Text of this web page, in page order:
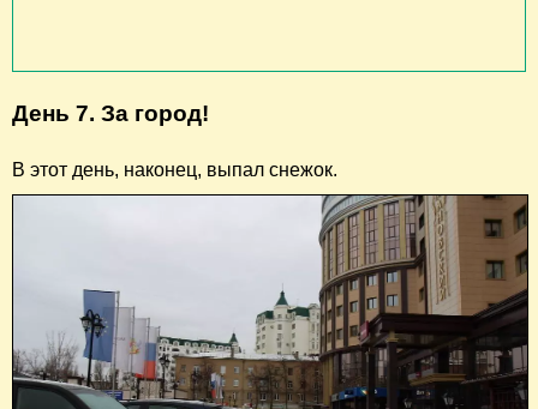
День 7. За город!
В этот день, наконец, выпал снежок.